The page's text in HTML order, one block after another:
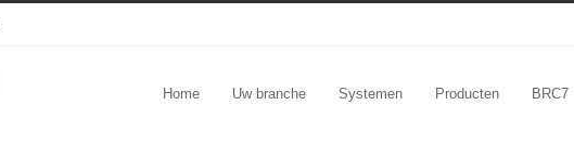
Home Uw branche Systemen Producten BRC7